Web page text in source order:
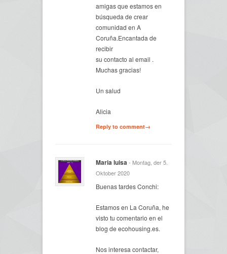
amigas que estamos en
búsqueda de crear
comunidad en A
Coruña.Encantada de
recibir
su contacto al email .
Muchas gracias!
Un salud
Alicia
Reply to comment→
Maria luisa- Montag, der 5.
Oktober 2020
Buenas tardes Conchi:
Estamos en La Coruña, he
visto tu comentario en el
blog de ecohousing.es.
Nos interesa contactar,